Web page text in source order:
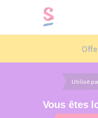
Utilisé
Vous êtes